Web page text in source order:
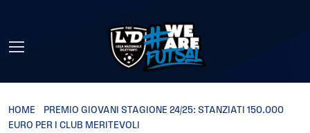
HOME
PREMIO GIOVANI STAGIONE 24/25: STANZIATI 150.000
EURO PER I CLUB MERITEVOLI